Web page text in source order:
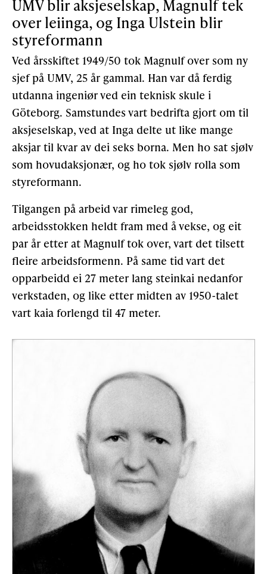
UMV blir aksjeselskap, Magnulf tek
over leiinga, og Inga Ulstein blir
styreformann
Ved årsskiftet 1949/50 tok Magnulf over som ny
sjef på UMV, 25 år gammal. Han var då ferdig
utdanna ingeniør ved ein teknisk skule i
Göteborg. Samstundes vart bedrifta gjort om til
aksjeselskap, ved at Inga delte ut like mange
aksjar til kvar av dei seks borna. Men ho sat sjølv
som hovudaksjonær, og ho tok sjølv rolla som
styreformann.
Tilgangen på arbeid var rimeleg god,
arbeidsstokken heldt fram med å vekse, og eit
par år etter at Magnulf tok over, vart det tilsett
fleire arbeidsformenn. På same tid vart det
opparbeidd ei 27 meter lang steinkai nedanfor
verkstaden, og like etter midten av 1950-talet
vart kaia forlengd til 47 meter.